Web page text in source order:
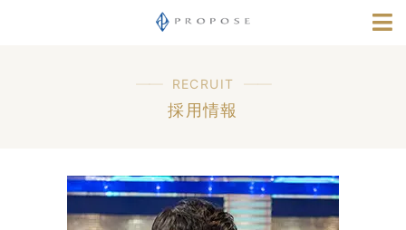
店舗情報
採用情報
RECRUIT
採用情報